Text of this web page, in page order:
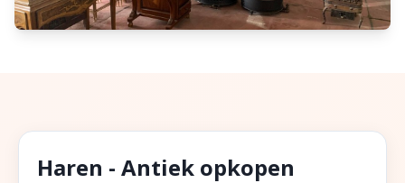
Haren - Antiek opkopen